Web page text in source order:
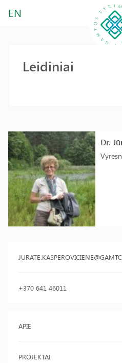
EN
Dr.
+370 641 46011
APIE
PROJEKTAI
Leidiniai